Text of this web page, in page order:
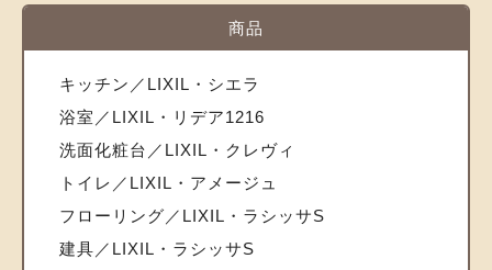
商品
キッチン／LIXIL・シエラ
浴室／LIXIL・リデア1216
洗面化粧台／LIXIL・クレヴィ
トイレ／LIXIL・アメージュ
フローリング／LIXIL・ラシッサS
建具／LIXIL・ラシッサS